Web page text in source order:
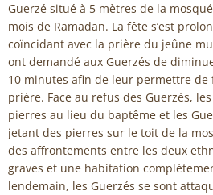
Guerzé situé à 5 mètres de la
mois de Ramadan. La fête s’est
coïncidant avec la prière du jeûne
ont demandé aux Guerzés de
10 minutes afin de leur permettre
prière. Face au refus des Guerzés,
pierres au lieu du baptême et les
jetant des pierres sur le toit de la
des affrontements entre les deux
graves et une habitation
lendemain, les Guerzés se sont